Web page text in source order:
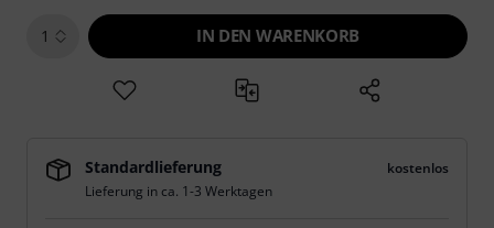
1 IN DEN WARENKORB
Standardlieferung
kostenlos
Lieferung in ca. 1-3 Werktagen